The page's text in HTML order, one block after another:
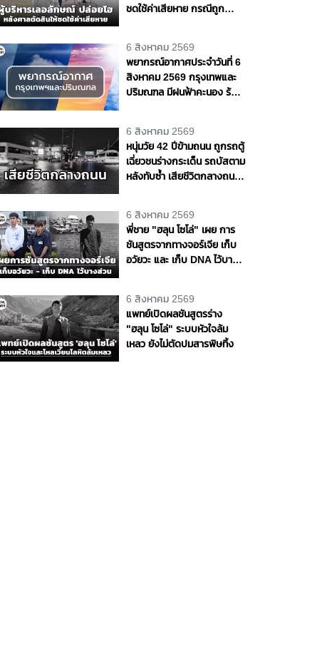
ชดใช้ค่าเสียหาย กรณีถูก
6 สิงหาคม 2569
พยากรณ์อากาศประจำวันที่ 6
สิงหาคม 2569 กรุงเทพและ
ปริมณฑล มีฝนฟ้าคะนอง ร้อย
6 สิงหาคม 2569
หนุ่มวัย 42 ปีข้ามถนน ถูกรถตู้
เฉี่ยวชนร่างกระเด็น รถบัสตาม
หลังทับซ้ำ เสียชีวิตกลางถนน
6 สิงหาคม 2569
พี่ชาย "ฮลุน โซโล่" เผย การ
ชันสูตรจากทางจอร์เจีย เก็บ
อวัยวะ และ เก็บ DNA ไว้บาง
6 สิงหาคม 2569
แพทย์เปิดผลชันสูตรร่าง
"ฮลุน โซโล่" ระบบหัวใจล้ม
เหลว ยังไม่ตัดปมสารพิษทิ้ง